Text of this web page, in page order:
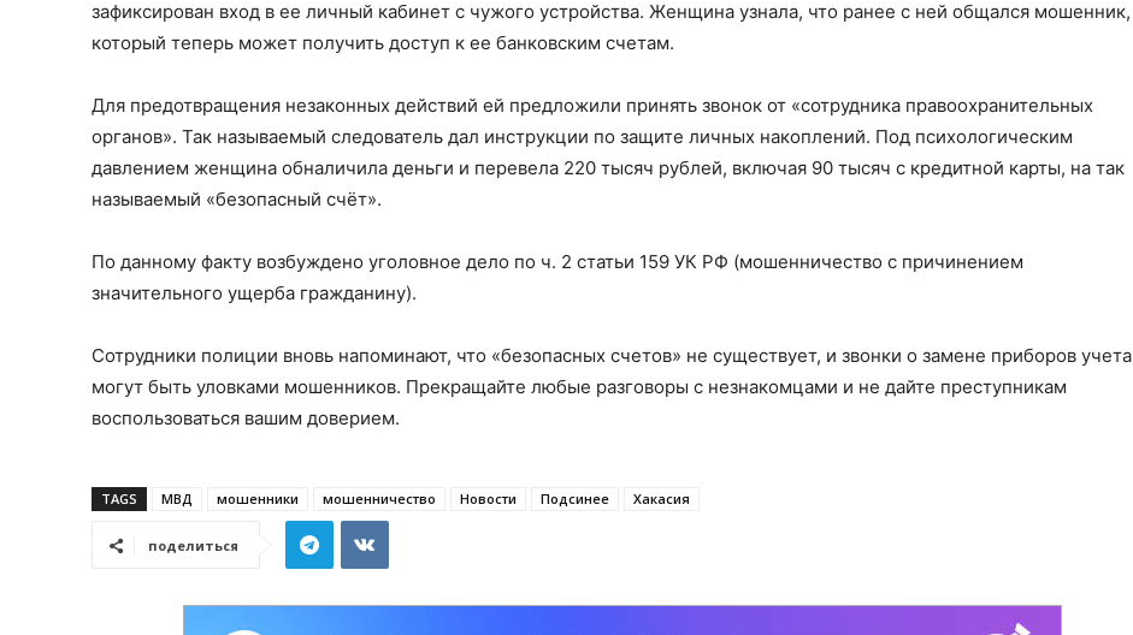
зафиксирован вход в ее личный кабинет с чужого устройства. Женщина узнала, что ранее с ней общался мошенник,
который теперь может получить доступ к ее банковским счетам.
Для предотвращения незаконных действий ей предложили принять звонок от «сотрудника правоохранительных
органов». Так называемый следователь дал инструкции по защите личных накоплений. Под психологическим
давлением женщина обналичила деньги и перевела 220 тысяч рублей, включая 90 тысяч с кредитной карты, на так
называемый «безопасный счёт».
По данному факту возбуждено уголовное дело по ч. 2 статьи 159 УК РФ (мошенничество с причинением
значительного ущерба гражданину).
Сотрудники полиции вновь напоминают, что «безопасных счетов» не существует, и звонки о замене приборов учета
могут быть уловками мошенников. Прекращайте любые разговоры с незнакомцами и не дайте преступникам
воспользоваться вашим доверием.
TAGS МВД мошенники мошенничество Новости Подсинее Хакасия
поделиться